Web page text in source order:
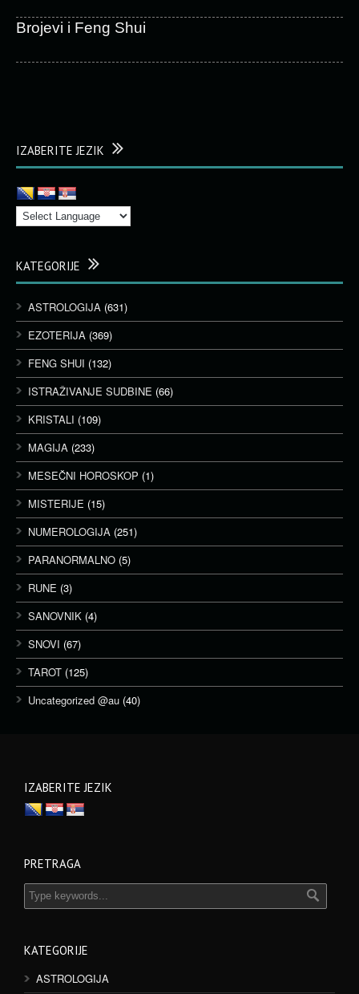
Brojevi i Feng Shui
IZABERITE JEZIK
KATEGORIJE
ASTROLOGIJA (631)
EZOTERIJA (369)
FENG SHUI (132)
ISTRAŽIVANJE SUDBINE (66)
KRISTALI (109)
MAGIJA (233)
MESEČNI HOROSKOP (1)
MISTERIJE (15)
NUMEROLOGIJA (251)
PARANORMALNO (5)
RUNE (3)
SANOVNIK (4)
SNOVI (67)
TAROT (125)
Uncategorized @au (40)
IZABERITE JEZIK
PRETRAGA
KATEGORIJE
ASTROLOGIJA